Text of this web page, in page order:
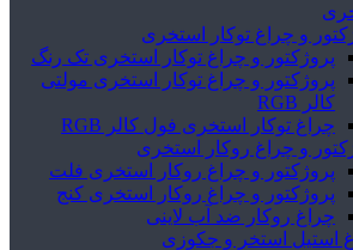
و چراغ توکار استخری
پروژکتور و چراغ توکار استخری تک رنگ
پروژکتور و چراغ توکار استخری مولتی
کالر RGB
چراغ توکار استخری فول کالر RGB
و چراغ روکار استخری
پروژکتور و چراغ روکار استخری فلت
پروژکتور و چراغ روکار استخری کنج
چراغ روکار ضد آب لاینی
استیل استخر و جکوزی